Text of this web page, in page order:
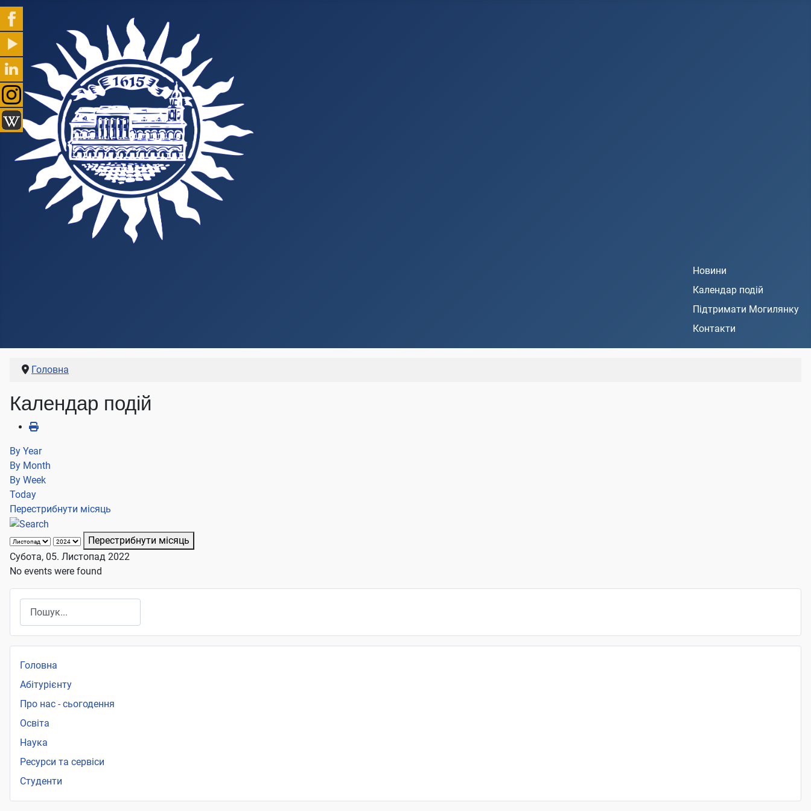
Новини
Календар подій
Підтримати Могилянку
Контакти
Головна
Календар подій
By Year
By Month
By Week
Today
Перестрибнути місяць
Перестрибнути місяць
Субота, 05. Листопад 2022
No events were found
Головна
Абітурієнту
Про нас - сьогодення
Освіта
Наука
Ресурси та сервіси
Студенти